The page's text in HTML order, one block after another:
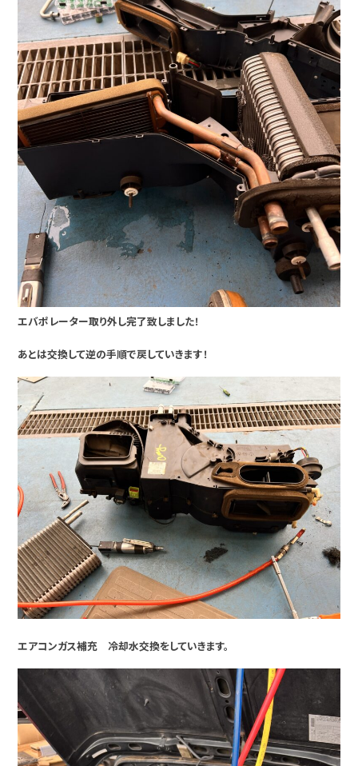
エバポレーター取り外し完了致しました！
あとは交換して逆の手順で戻していきます！
エアコンガス補充 冷却水交換をしていきます。